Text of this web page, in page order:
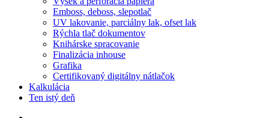
Emboss, deboss, slepotlač
UV lakovanie, parciálny lak, ofset lak
Rýchla tlač dokumentov
Knihárske spracovanie
Finalizácia inhouse
Grafika
Certifikovaný digitálny nátlačok
Kalkulácia
Ten istý deň